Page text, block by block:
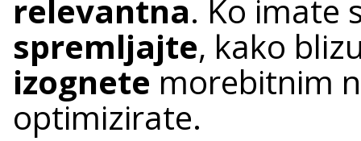
relevantna. Ko imate
spremljajte, kako
izognete morebitnim
optimizirate.